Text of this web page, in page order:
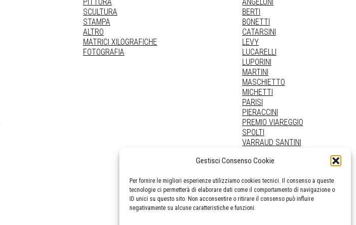
Gestisci Consenso Cookie
Per fornire le migliori esperienze utilizziamo cookies tecnici. Il consenso a queste
tecnologie ci permetterà di elaborare dati come il comportamento di navigazione o
ID unici su questo sito. Non acconsentire o ritirare il consenso può influire
negativamente su alcune caratteristiche e funzioni.
SCULTURA
STAMPA
ALTRO
MATRICI XILOGRAFICHE
FOTOGRAFIA
BERTI
BONETTI
CATARSINI
LEVY
LUCARELLI
LUPORINI
MARTINI
MASCHIETTO
MICHETTI
PARISI
PIERACCINI
PREMIO VIAREGGIO
SPOLTI
VARRAUD SANTINI